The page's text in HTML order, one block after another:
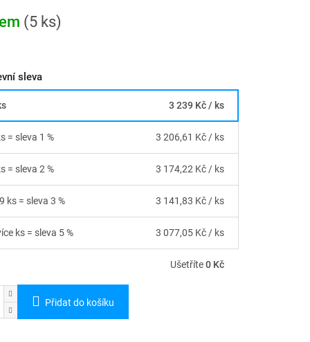
(5 ks)
sleva
3 239 Kč / ks
= sleva 1 % 3 206,61 Kč / ks
= sleva 2 % 3 174,22 Kč / ks
ks = sleva 3 % 3 141,83 Kč / ks
ks = sleva 5 % 3 077,05 Kč / ks
Ušetříte0 Kč
Přidat do košíku